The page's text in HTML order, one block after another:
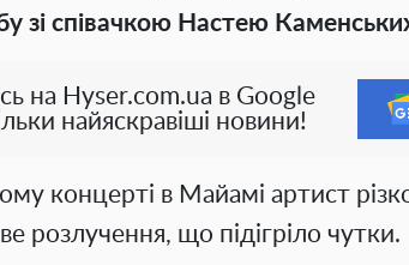
зі співачкою Настею
на Hyser.com.ua в Google
найяскравіші новини!
концерті в Майамі артист
розлучення, що підігріло чутки.